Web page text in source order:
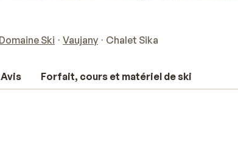
Ski Vaujany Chalet Sika
Avis Forfait, cours et matériel de ski